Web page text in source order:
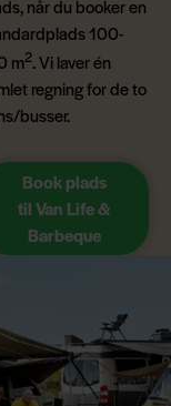
når du booker en
100-
m2. Vi laver én
regning for de to
busser.
Book plads
til Van Life &
Barbeque
at se denne